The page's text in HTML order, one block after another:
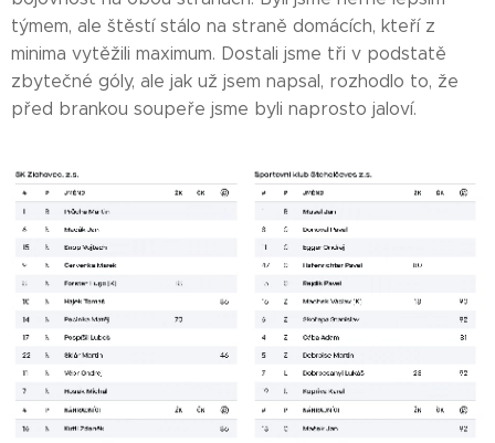
týmem, ale štěstí stálo na straně domácích, kteří z
minima vytěžili maximum. Dostali jsme tři v podstatě
zbytečné góly, ale jak už jsem napsal, rozhodlo to, že
před brankou soupeře jsme byli naprosto jaloví.